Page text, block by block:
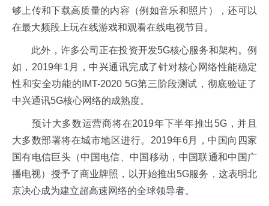
够上传和下载高质量的内容（例如音乐和照片），还可以
在最大频段上玩在线游戏和观看在线电视节目。
此外，许多公司正在投资开发5G核心服务和架构。例
如，2019年1月，中兴通讯完成了针对核心网络性能稳定
性和安全功能的IMT-2020 5G第三阶段测试，彻底验证了
中兴通讯5G核心网络的成熟度。
预计大多数运营商将在2019年下半年推出5G，并且
大多数部署将在城市地区进行。2019年6月，中国向四家
国有电信巨头（中国电信、中国移动，中国联通和中国广
播电视）授予了商业牌照，以开始推出5G服务，这表明北
京决心成为建立超高速网络的全球领导者。